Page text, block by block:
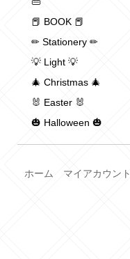
📕 BOOK 📕
✏ Stationery ✏
💡 Light 💡
🎄 Christmas 🎄
🐰 Easter 🐰
🎃 Halloween 🎃
ホーム マイアカウント